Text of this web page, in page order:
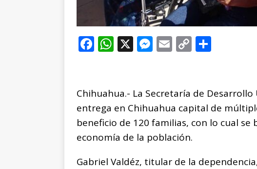
F
e
b
o
o
k
W
s
A
p
p
X M
e
n
g
e
E
l
C
y
Li
n
k
p
ar
ti
Chihuahua.- La Secretaría de Desarrollo
entrega en Chihuahua capital de
beneficio de 120 familias, con lo cual se
economía de la población.
Gabriel Valdéz, titular de la